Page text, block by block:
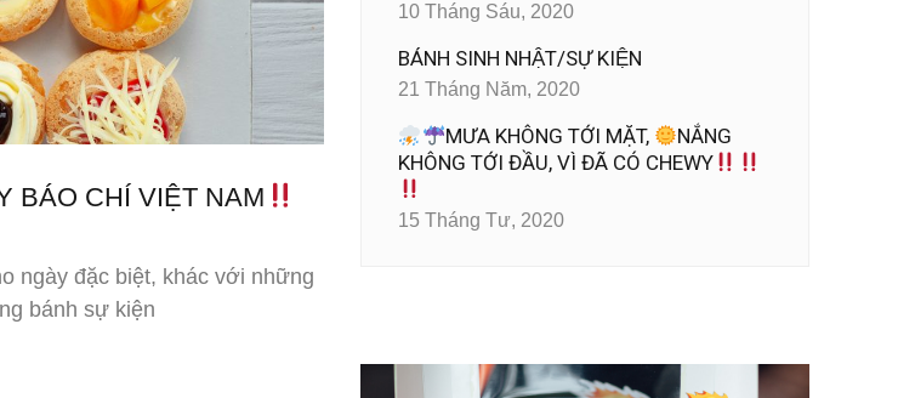
BÁO CHÍ VIỆT NAM
ngày đặc biệt, khác với những
bánh sự kiện
10 Tháng Sáu, 2020
BÁNH SINH NHẬT/SỰ KIỆN
21 Tháng Năm, 2020
MƯA KHÔNG TỚI MẶT,
NẮNG
KHÔNG TỚI ĐẦU, VÌ ĐÃ CÓ CHEWY
15 Tháng Tư, 2020